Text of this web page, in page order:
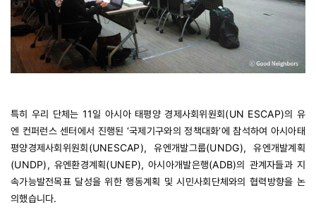
특히 우리 단체는 11일 아시아 태평양 경제사회위원회(UN ESCAP)의 유
엔 컨퍼런스 센터에서 진행된 ‘국제기구와의 정책대화’에 참석하여 아시아태
평양경제사회위원회(UNESCAP), 유엔개발그룹(UNDG), 유엔개발계획
(UNDP), 유엔환경계획(UNEP), 아시아개발은행(ADB)의 관계자들과 지
속가능발전목표 달성을 위한 행동계획 및 시민사회단체와의 협력방향을 논
의했습니다.